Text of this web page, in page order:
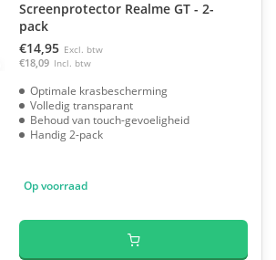
Screenprotector Realme GT - 2-
pack
€14,95 Excl. btw
€18,09 Incl. btw
Optimale krasbescherming
Volledig transparant
Behoud van touch-gevoeligheid
Handig 2-pack
Op voorraad